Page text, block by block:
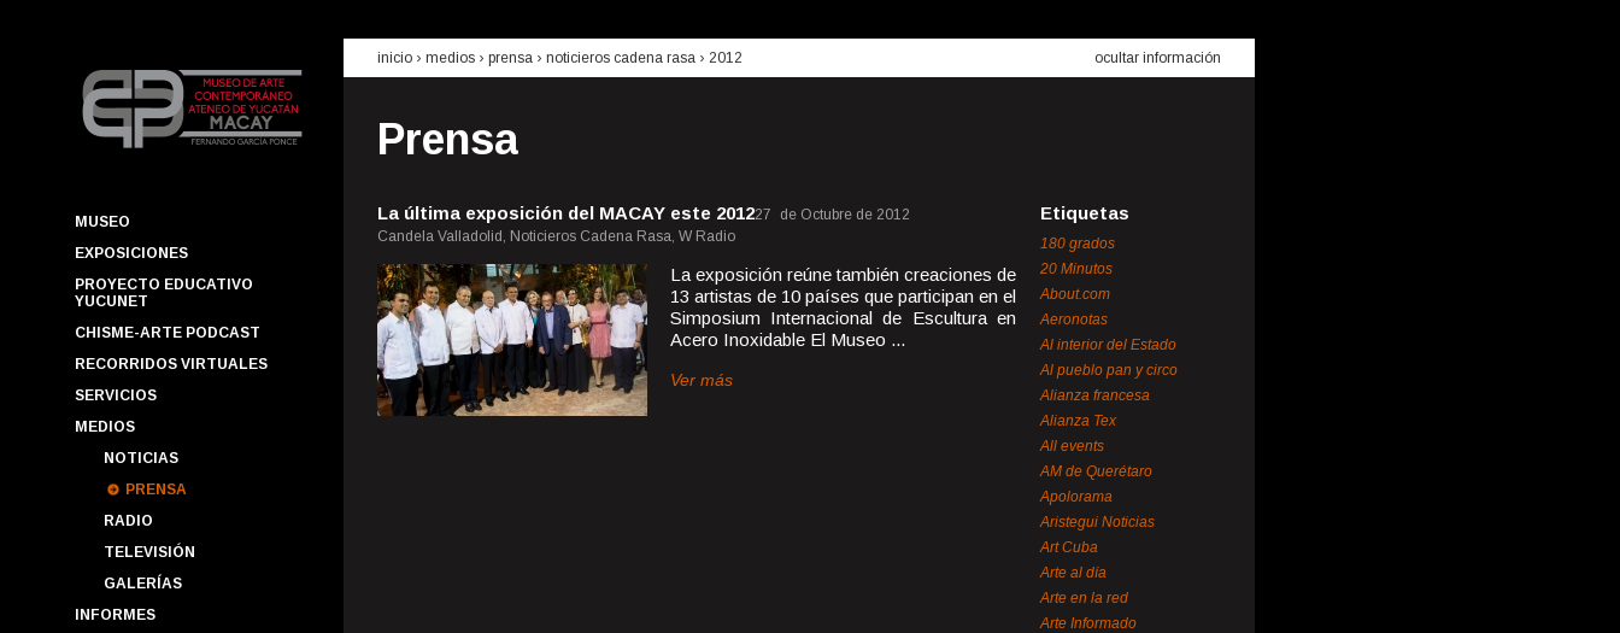
MUSEO
EXPOSICIONES
PROYECTO EDUCATIVO
YUCUNET
CHISME-ARTE PODCAST
RECORRIDOS VIRTUALES
SERVICIOS
MEDIOS
NOTICIAS
PRENSA
RADIO
TELEVISIÓN
GALERÍAS
INFORMES
inicio › medios › prensa › noticieros cadena rasa › 2012 ocultar información
Prensa
27 de Octubre de 2012
Candela Valladolid, Noticieros Cadena Rasa, W Radio
La exposición reúne también creaciones de
13 artistas de 10 países que participan en el
Simposium Internacional de Escultura en
Acero Inoxidable El Museo ...
Ver más
Etiquetas
180 grados
20 Minutos
About.com
Aeronotas
Al interior del Estado
Al pueblo pan y circo
Alianza francesa
Alianza Tex
All events
AM de Querétaro
Apolorama
Aristegui Noticias
Art Cuba
Arte al día
Arte en la red
Arte Informado